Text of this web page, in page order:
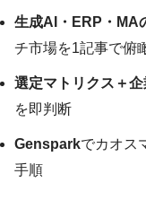
生成AI・ERP・MA
チ市場を1記事で俯
選定マトリクス＋
を即判断
Gensparkでカオス
手順